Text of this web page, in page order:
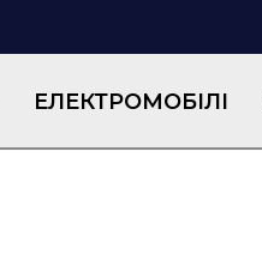
ЕЛЕКТРОМОБІЛІ